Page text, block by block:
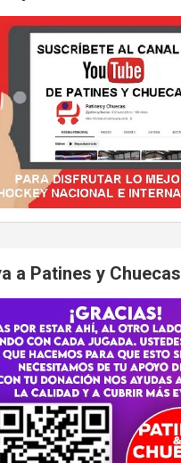
a Patines y Chuecas